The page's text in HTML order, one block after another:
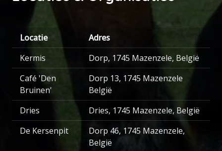
Locatie
Adres
Kermis
Dorp, 1745 Mazenzele, België
Café 'Den
Bruinen'
Dorp 13, 1745 Mazenzele
België
Dries
Dries, 1745 Mazenzele, België
De Kersenpit
Dorp 46, 1745 Mazenzele,
België